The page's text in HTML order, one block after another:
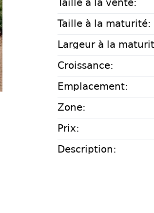
Taille à la vente:
Taille à la maturité:
Largeur à la
Croissance:
Emplacement:
Zone:
Prix:
Description: